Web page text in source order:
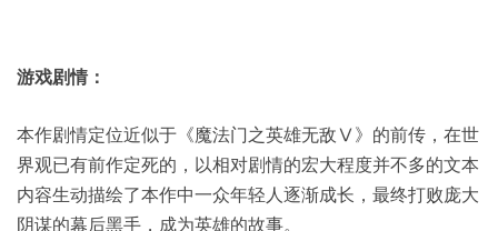
游戏剧情：
本作剧情定位近似于《魔法门之英雄无敌Ⅴ》的前传，在世
界观已有前作定死的，以相对剧情的宏大程度并不多的文本
内容生动描绘了本作中一众年轻人逐渐成长，最终打败庞大
阴谋的幕后黑手，成为英雄的故事。